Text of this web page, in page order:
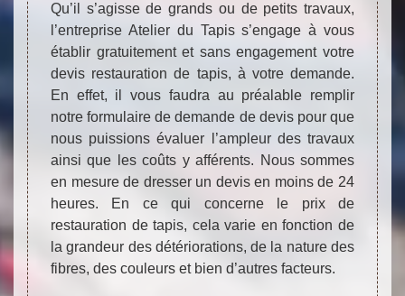
Qu’il s’agisse de grands ou de petits travaux,
l’entreprise Atelier du Tapis s’engage à vous
établir gratuitement et sans engagement votre
devis restauration de tapis, à votre demande.
En effet, il vous faudra au préalable remplir
notre formulaire de demande de devis pour que
nous puissions évaluer l’ampleur des travaux
ainsi que les coûts y afférents. Nous sommes
en mesure de dresser un devis en moins de 24
heures. En ce qui concerne le prix de
restauration de tapis, cela varie en fonction de
la grandeur des détériorations, de la nature des
fibres, des couleurs et bien d’autres facteurs.